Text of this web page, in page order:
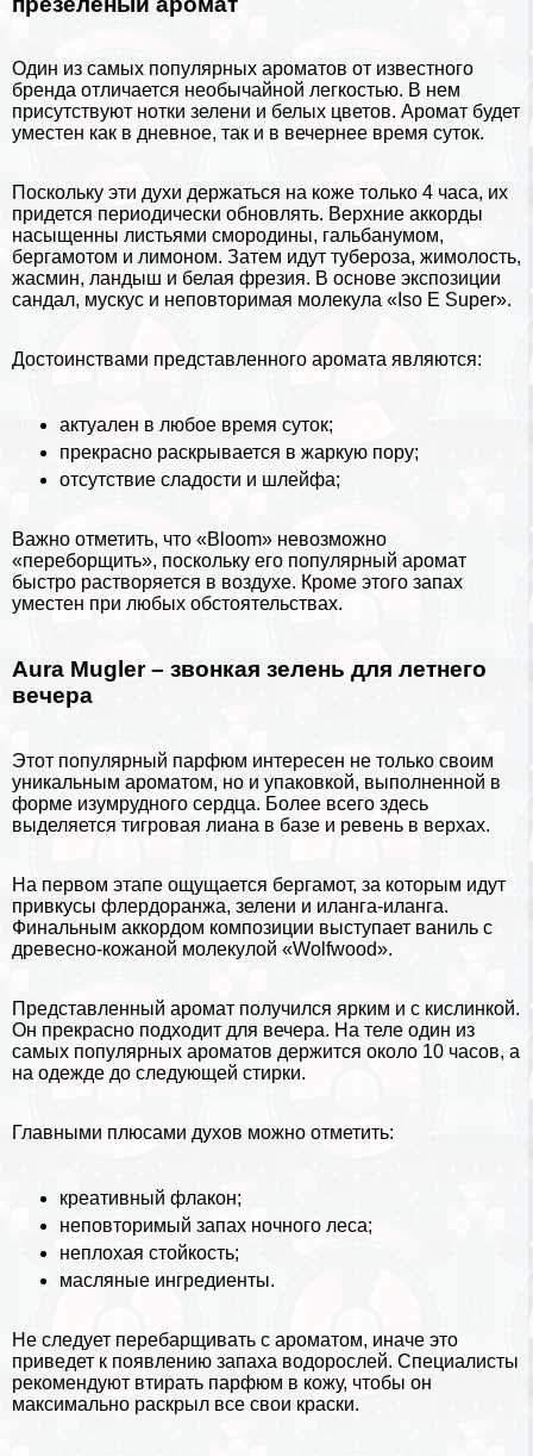
Один из самых популярных ароматов от известного
бренда отличается необычайной легкостью. В нем
присутствуют нотки зелени и белых цветов. Аромат будет
уместен как в дневное, так и в вечернее время суток.
Поскольку эти духи держаться на коже только 4 часа, их
придется периодически обновлять. Верхние аккорды
насыщенны листьями смородины, гальбанумом,
бергамотом и лимоном. Затем идут тубероза, жимолость,
жасмин, ландыш и белая фрезия. В основе экспозиции
сандал, мускус и неповторимая молекула «Iso E Super».
Достоинствами представленного аромата являются:
актуален в любое время суток;
прекрасно раскрывается в жаркую пору;
отсутствие сладости и шлейфа;
Важно отметить, что «Bloom» невозможно
«переборщить», поскольку его популярный аромат
быстро растворяется в воздухе. Кроме этого запах
уместен при любых обстоятельствах.
Aura Mugler – звонкая зелень для летнего
вечера
Этот популярный парфюм интересен не только своим
уникальным ароматом, но и упаковкой, выполненной в
форме изумрудного сердца. Более всего здесь
выделяется тигровая лиана в базе и ревень в верхах.
На первом этапе ощущается бергамот, за которым идут
привкусы флердоранжа, зелени и иланга-иланга.
Финальным аккордом композиции выступает ваниль с
древесно-кожаной молекулой «Wolfwood».
Представленный аромат получился ярким и с кислинкой.
Он прекрасно подходит для вечера. На теле один из
самых популярных ароматов держится около 10 часов, а
на одежде до следующей стирки.
Главными плюсами духов можно отметить:
креативный флакон;
неповторимый запах ночного леса;
неплохая стойкость;
масляные ингредиенты.
Не следует перебарщивать с ароматом, иначе это
приведет к появлению запаха водорослей. Специалисты
рекомендуют втирать парфюм в кожу, чтобы он
максимально раскрыл все свои краски.